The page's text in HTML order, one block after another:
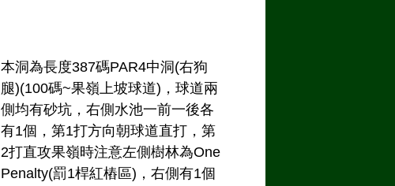
本洞為長度387碼PAR4中洞(右狗
腿)(100碼~果嶺上坡球道)，球道兩
側均有砂坑，右側水池一前一後各
有1個，第1打方向朝球道直打，第
2打直攻果嶺時注意左側樹林為One
Penalty(罰1桿紅樁區)，右側有1個